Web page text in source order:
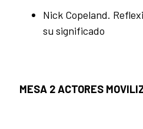
Nick Copeland.
su significado
MESA 2 ACTORES